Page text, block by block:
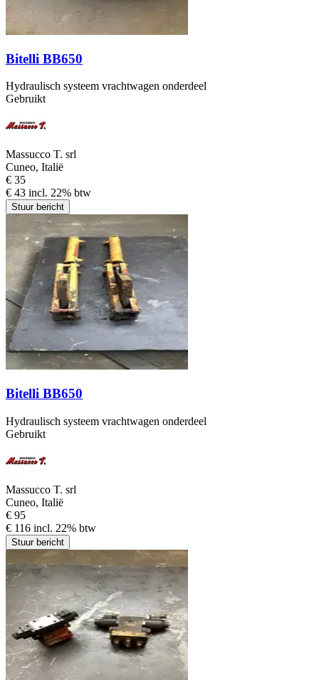
Bitelli BB650
Hydraulisch systeem vrachtwagen onderdeel
Gebruikt
Massucco T. srl
Cuneo, Italië
€ 35
€ 43 incl. 22% btw
Stuur bericht
Bitelli BB650
Hydraulisch systeem vrachtwagen onderdeel
Gebruikt
Massucco T. srl
Cuneo, Italië
€ 95
€ 116 incl. 22% btw
Stuur bericht